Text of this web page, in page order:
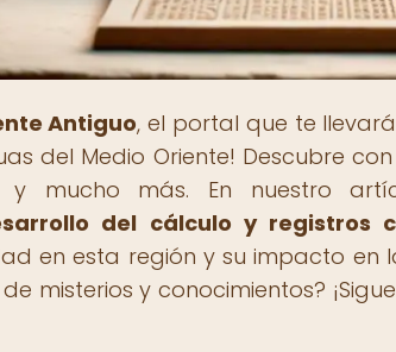
Antiguo, el portal que te
del Medio Oriente! Descubre
y mucho más. En nuestro
del cálculo y registros
en esta región y su impacto en
misterios y conocimientos?